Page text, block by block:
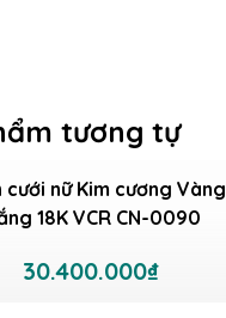
tương tự
cưới nữ Kim cương Vàng
18K VCR CN-0090
30.400.000₫